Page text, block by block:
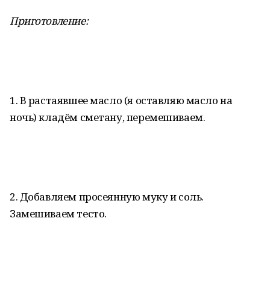
Приготовление:
1. В растаявшее масло (я оставляю масло на
ночь) кладём сметану, перемешиваем.
2. Добавляем просеянную муку и соль.
Замешиваем тесто.